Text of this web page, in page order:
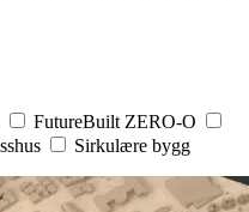
FutureBuilt ZERO-O
Sirkulære bygg